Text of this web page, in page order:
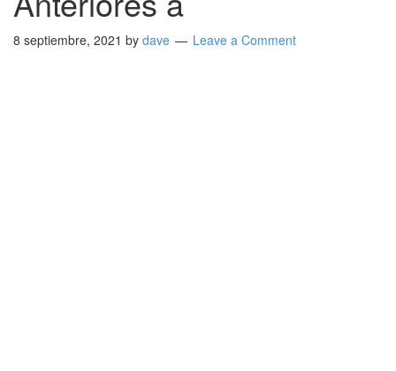
8 septiembre, 2021 by dave Leave a Comment